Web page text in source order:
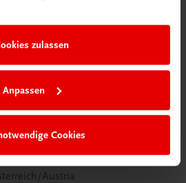
zulassen
Anpassen
Cookies
erfahren
+ Buchservice GmbH
14 | 4020 Linz
Austria